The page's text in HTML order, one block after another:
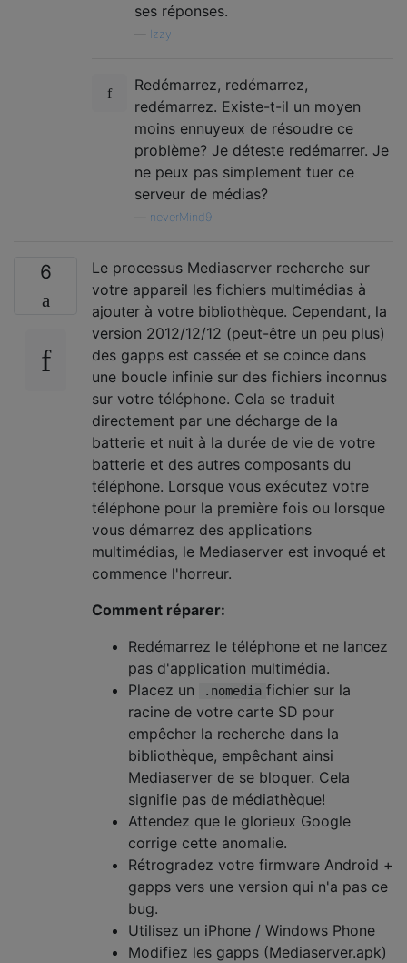
ses réponses.
Izzy
Redémarrez, redémarrez,
redémarrez. Existe-t-il un moyen
moins ennuyeux de résoudre ce
problème? Je déteste redémarrer. Je
ne peux pas simplement tuer ce
serveur de médias?
neverMind9
6
Le processus Mediaserver recherche sur
votre appareil les fichiers multimédias à
ajouter à votre bibliothèque. Cependant, la
version 2012/12/12 (peut-être un peu plus)
des gapps est cassée et se coince dans
une boucle infinie sur des fichiers inconnus
sur votre téléphone. Cela se traduit
directement par une décharge de la
batterie et nuit à la durée de vie de votre
batterie et des autres composants du
téléphone. Lorsque vous exécutez votre
téléphone pour la première fois ou lorsque
vous démarrez des applications
multimédias, le Mediaserver est invoqué et
commence l'horreur.
Comment réparer:
Redémarrez le téléphone et ne lancez
pas d'application multimédia.
Placez un
.nomedia fichier sur la
racine de votre carte SD pour
empêcher la recherche dans la
bibliothèque, empêchant ainsi
Mediaserver de se bloquer. Cela
signifie pas de médiathèque!
Attendez que le glorieux Google
corrige cette anomalie.
Rétrogradez votre firmware Android +
gapps vers une version qui n'a pas ce
bug.
Utilisez un iPhone / Windows Phone
Modifiez les gapps (Mediaserver.apk)